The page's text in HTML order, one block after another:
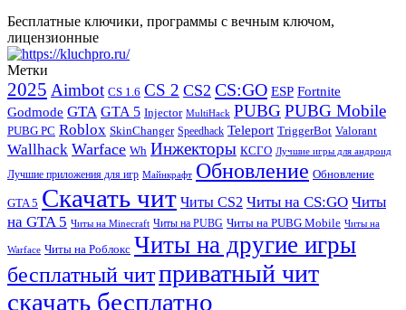
Бесплатные ключики, программы с вечным ключом,
лицензионные
Метки
2025 Aimbot CS 1.6 CS 2 CS2 CS:GO ESP Fortnite
Godmode GTA GTA 5 Injector MultiHack PUBG PUBG Mobile
PUBG PC Roblox SkinChanger Speedhack Teleport TriggerBot Valorant
Wallhack Warface Wh Инжекторы КСГО Лучшие игры для андроид
Лучшие приложения для игр Майнкрафт Обновление Обновление
GTA 5 Скачать чит Читы CS2 Читы на CS:GO Читы
на GTA 5 Читы на Minecraft Читы на PUBG Читы на PUBG Mobile Читы на
Warface Читы на Роблокс Читы на другие игры
бесплатный читприватный чит
скачать бесплатно